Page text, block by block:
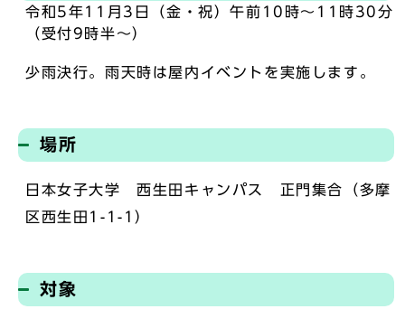
令和5年11月3日（金・祝）午前10時～11時30分
（受付9時半～）
少雨決行。雨天時は屋内イベントを実施します。
場所
日本女子大学 西生田キャンパス 正門集合（多摩
区西生田1-1-1）
対象